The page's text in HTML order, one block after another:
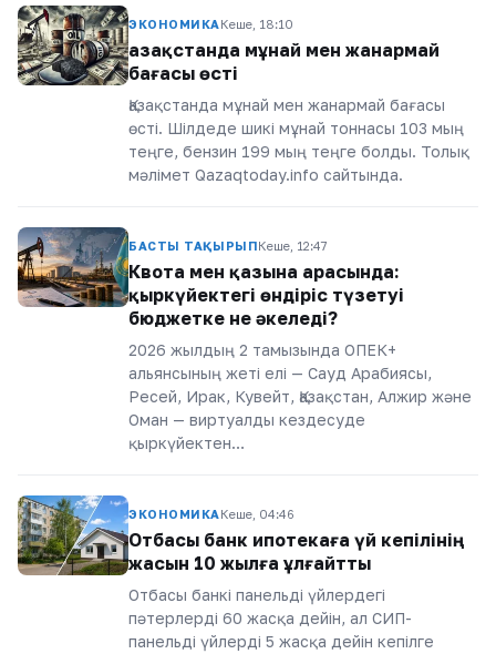
ЭКОНОМИКАКеше, 18:10
Қазақстанда мұнай мен жанармай
бағасы өсті
Қазақстанда мұнай мен жанармай бағасы
өсті. Шілдеде шикі мұнай тоннасы 103 мың
теңге, бензин 199 мың теңге болды. Толық
мәлімет Qazaqtoday.info сайтында.
БАСТЫ ТАҚЫРЫПКеше, 12:47
Квота мен қазына арасында:
қыркүйектегі өндіріс түзетуі
бюджетке не әкеледі?
2026 жылдың 2 тамызында ОПЕК+
альянсының жеті елі — Сауд Арабиясы,
Ресей, Ирак, Кувейт, Қазақстан, Алжир және
Оман — виртуалды кездесуде
қыркүйектен…
ЭКОНОМИКАКеше, 04:46
Отбасы банк ипотекаға үй кепілінің
жасын 10 жылға ұлғайтты
Отбасы банкі панельді үйлердегі
пәтерлерді 60 жасқа дейін, ал СИП-
панельді үйлерді 5 жасқа дейін кепілге